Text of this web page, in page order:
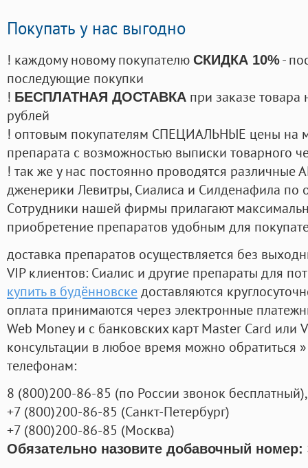
Покупать у нас выгодно
! каждому новому покупателю СКИДКА 10%-
последующие покупки
! БЕСПЛАТНАЯ ДОСТАВКА при заказе
рублей
! оптовым покупателям СПЕЦИАЛЬНЫЕ цены на
препарата с возможностью выписки товарного
! так же у нас постоянно проводятся
дженерики Левитры, Сиалиса и Силденафила по
Cотрудники нашей фирмы прилагают
приобретение препаратов удобным для
доставка препаратов осуществляется без
VIP клиентов: Сиалис и другие препараты для
купить в будённовскедоставляются
оплата принимаются через электронные
Web Money и с банковских карт Master Card или
консультации в любое время можно обратиться
телефонам:
8 (800)200-86-85 (по России звонок бесплатный),
+7 (800)200-86-85 (Санкт-Петербург)
+7 (800)200-86-85 (Москва)
Обязательно назовите добавочный номер: